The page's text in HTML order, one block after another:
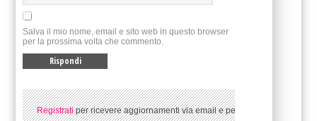
Salva il mio nome, email e sito web in questo browser
per la prossima volta che commento.
Registratiper ricevere aggiornamenti via email e per